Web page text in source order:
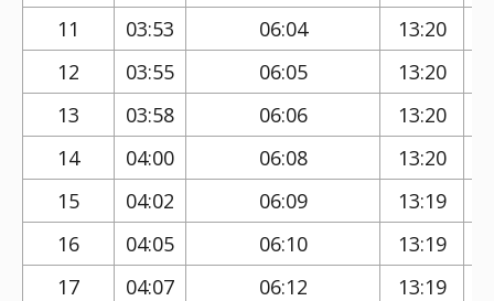
11
03:53 06:04 13:20
12
03:55 06:05 13:20
13
03:58 06:06 13:20
14
04:00 06:08 13:20
15
04:02 06:09 13:19
16
04:05 06:10 13:19
17
04:07 06:12 13:19